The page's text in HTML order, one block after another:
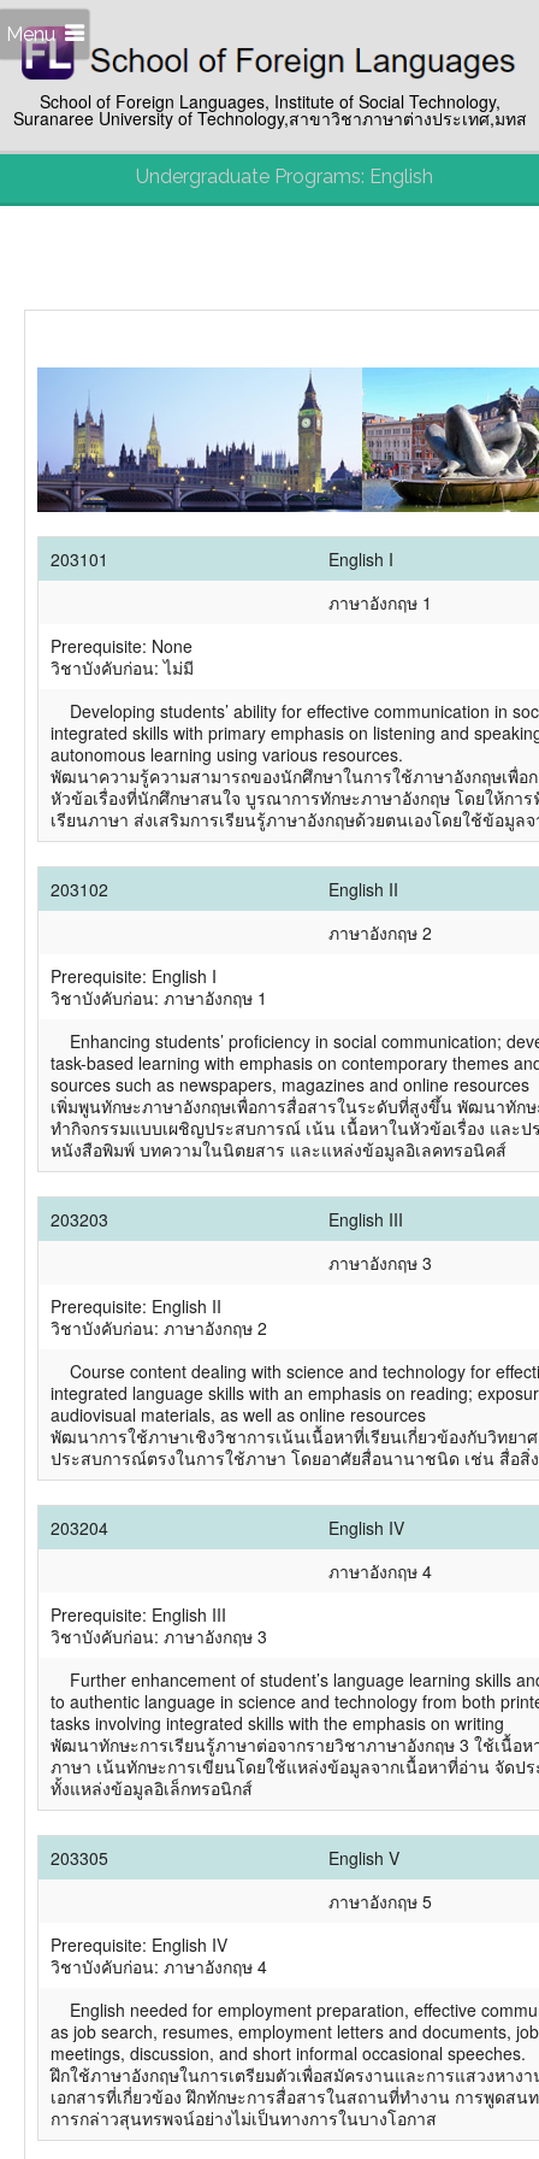
Menu
School of Foreign Languages, Institute of Social Technology,
Suranaree University of Technology,สาขาวิชาภาษาต่างประเทศ,มทส
Undergraduate Programs: English
203101
English I
ภาษาอังกฤษ 1
Prerequisite: None
วิชาบังคับก่อน: ไม่มี
Developing students’ ability for effective communication in
integrated skills with primary emphasis on listening and
autonomous learning using various resources.
พัฒนาความรู้ความสามารถของนักศึกษาในการใช้ภาษาอังกฤษเพื่
หัวข้อเรื่องที่นักศึกษาสนใจ บูรณาการทักษะภาษาอังกฤษ โดยให้ก
เรียนภาษา ส่งเสริมการเรียนรู้ภาษาอังกฤษด้วยตนเองโดยใช้ข้อมูล
203102
English II
ภาษาอังกฤษ 2
Prerequisite: English I
วิชาบังคับก่อน: ภาษาอังกฤษ 1
Enhancing students’ proficiency in social communication;
task-based learning with emphasis on contemporary themes
sources such as newspapers, magazines and online resources
เพิ่มพูนทักษะภาษาอังกฤษเพื่อการสื่อสารในระดับที่สูงขึ้น พัฒนาทัก
ทำกิจกรรมแบบเผชิญประสบการณ์ เน้น เนื้อหาในหัวข้อเรื่อง และ
หนังสือพิมพ์ บทความในนิตยสาร และแหล่งข้อมูลอิเลคทรอนิคส์
203203
English III
ภาษาอังกฤษ 3
Prerequisite: English II
วิชาบังคับก่อน: ภาษาอังกฤษ 2
Course content dealing with science and technology for
integrated language skills with an emphasis on reading;
audiovisual materials, as well as online resources
พัฒนาการใช้ภาษาเชิงวิชาการเน้นเนื้อหาที่เรียนเกี่ยวข้องกับวิท
ประสบการณ์ตรงในการใช้ภาษา โดยอาศัยสื่อนานาชนิด เช่น สื่อ
203204
English IV
ภาษาอังกฤษ 4
Prerequisite: English III
วิชาบังคับก่อน: ภาษาอังกฤษ 3
Further enhancement of student’s language learning skills
to authentic language in science and technology from both
tasks involving integrated skills with the emphasis on writing
พัฒนาทักษะการเรียนรู้ภาษาต่อจากรายวิชาภาษาอังกฤษ 3 ใช้เนื้อ
ภาษา เน้นทักษะการเขียนโดยใช้แหล่งข้อมูลจากเนื้อหาที่อ่าน จัดป
ทั้งแหล่งข้อมูลอิเล็กทรอนิกส์
203305
English V
ภาษาอังกฤษ 5
Prerequisite: English IV
วิชาบังคับก่อน: ภาษาอังกฤษ 4
English needed for employment preparation, effective
as job search, resumes, employment letters and documents,
meetings, discussion, and short informal occasional speeches.
ฝึกใช้ภาษาอังกฤษในการเตรียมตัวเพื่อสมัครงานและการแสวงหา
เอกสารที่เกี่ยวข้อง ฝึกทักษะการสื่อสารในสถานที่ทำงาน การพูดส
การกล่าวสุนทรพจน์อย่างไม่เป็นทางการในบางโอกาส